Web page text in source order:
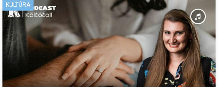
KULTÚRA